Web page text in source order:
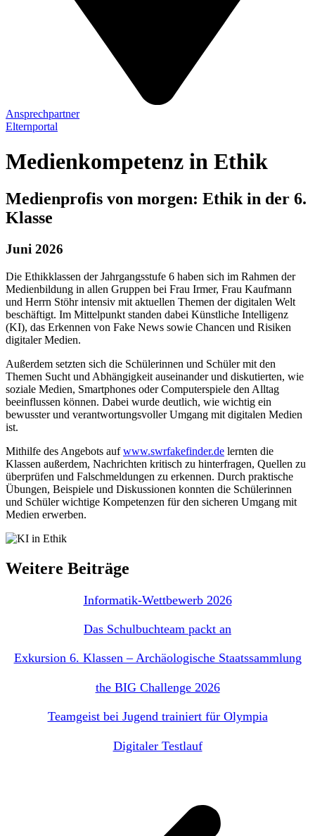
Ansprechpartner
Elternportal
Medienkompetenz in Ethik
Medienprofis von morgen: Ethik in der 6.
Klasse
Juni 2026
Die Ethikklassen der Jahrgangsstufe 6 haben sich im Rahmen der
Medienbildung in allen Gruppen bei Frau Irmer, Frau Kaufmann
und Herrn Stöhr intensiv mit aktuellen Themen der digitalen Welt
beschäftigt. Im Mittelpunkt standen dabei Künstliche Intelligenz
(KI), das Erkennen von Fake News sowie Chancen und Risiken
digitaler Medien.
Außerdem setzten sich die Schülerinnen und Schüler mit den
Themen Sucht und Abhängigkeit auseinander und diskutierten, wie
soziale Medien, Smartphones oder Computerspiele den Alltag
beeinflussen können. Dabei wurde deutlich, wie wichtig ein
bewusster und verantwortungsvoller Umgang mit digitalen Medien
ist.
Mithilfe des Angebots aufwww.swrfakefinder.de lernten die
Klassen außerdem, Nachrichten kritisch zu hinterfragen, Quellen zu
überprüfen und Falschmeldungen zu erkennen. Durch praktische
Übungen, Beispiele und Diskussionen konnten die Schülerinnen
und Schüler wichtige Kompetenzen für den sicheren Umgang mit
Medien erwerben.
Weitere Beiträge
Informatik-Wettbewerb 2026
Das Schulbuchteam packt an
Exkursion 6. Klassen – Archäologische Staatssammlung
the BIG Challenge 2026
Teamgeist bei Jugend trainiert für Olympia
Digitaler Testlauf